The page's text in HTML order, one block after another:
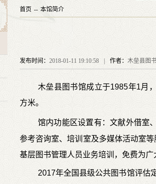
首页 -- 本馆简介
发布时间： 2018-01-11 19:10:58 作者： 木垒县图
木垒县图书馆成立于1985年1月
方米。
馆内功能区设置有：文献外借室
参考咨询室、培训室及多媒体活动室
基层图书管理人员业务培训，免费
2017年全国县级公共图书馆评估